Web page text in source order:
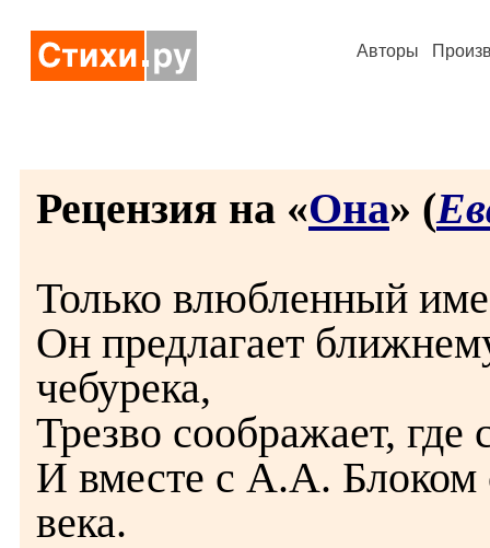
Авторы
Рецензия на «Она» (
Только влюбленный
Он предлагает
чебурека,
Трезво соображает, где
И вместе с А.А. Блоком
века.